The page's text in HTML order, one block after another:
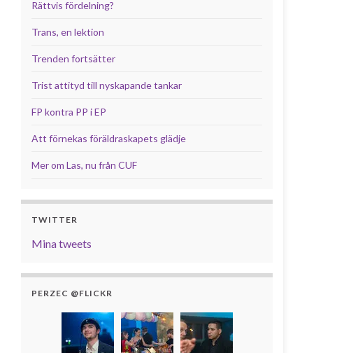
Rättvis fördelning?
Trans, en lektion
Trenden fortsätter
Trist attityd till nyskapande tankar
FP kontra PP i EP
Att förnekas föräldraskapets glädje
Mer om Las, nu från CUF
TWITTER
Mina tweets
PERZEC @FLICKR